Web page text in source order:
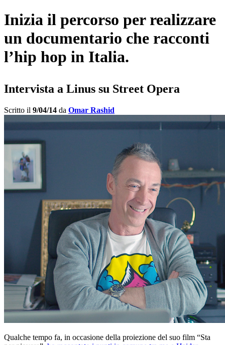
Inizia il percorso per realizzare
un documentario che racconti
l’hip hop in Italia.
Intervista a Linus su Street Opera
Scritto il 9/04/14 da Omar Rashid
Qualche tempo fa, in occasione della proiezione del suo film “Sta